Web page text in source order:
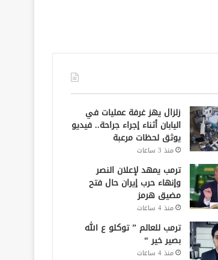
زلزال يهز غرفة عمليات في
اليابان أثناء إجراء جراحة.. فيديو
يوثق لحظات مرعبة
منذ 3 ساعات
ترمب يمهد لإعلان النصر
وإنهاء حرب إيران حال فتح
مضيق هرمز
منذ 4 ساعات
ترمب للعالم ” توكلو ع الله
بصير خير “
منذ 4 ساعات